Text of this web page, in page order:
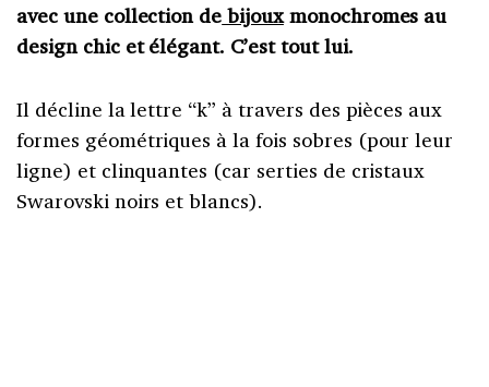
avec une collection de bijouxmonochromes au
design chic et élégant. C’est tout lui.
Il décline la lettre “k” à travers des pièces aux
formes géométriques à la fois sobres (pour leur
ligne) et clinquantes (car serties de cristaux
Swarovski noirs et blancs).